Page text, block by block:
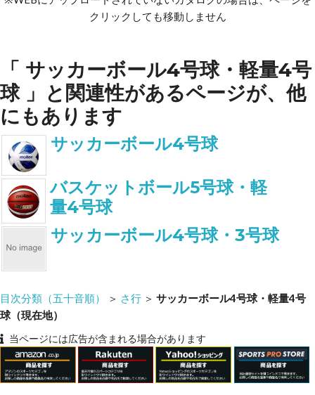
クリックしても移動しません
「 サッカーボール4号球・軽量4号
球 」と関連性があるページが、他
にもあります
サッカーボール4号球
バスケットボール5号球・軽
量4号球
サッカーボール4号球・3号球
目次分類（五十音順） ＞ さ行 ＞ サッカーボール4号球・軽量4号
球（現在地）
当ページには広告が含まれる場合があります